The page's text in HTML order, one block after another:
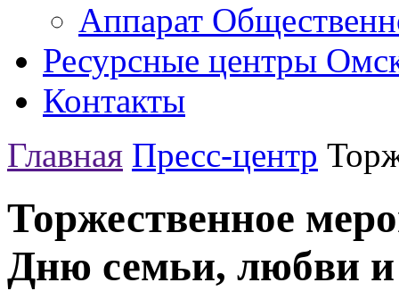
Аппарат
Ресурсные центры
Контакты
Главная Пресс-центр
Торжественное
Дню семьи, любви и